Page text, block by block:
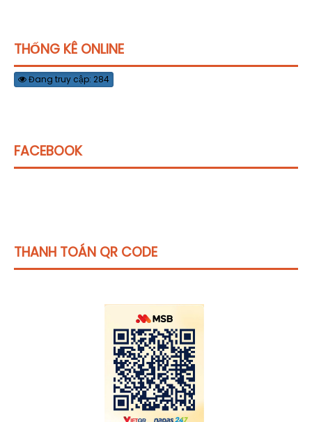
THỐNG KÊ ONLINE
Đang truy cập: 284
FACEBOOK
THANH TOÁN QR CODE